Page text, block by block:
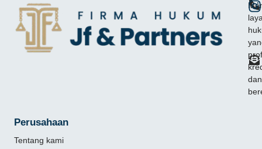
dan
Perusahaan
Tentang kami